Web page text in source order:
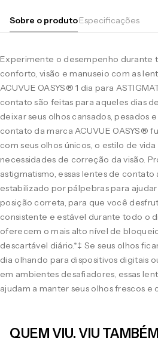
Sobre o produtoEspecificações
Experimente o desempenho durante
conforto, visão e manuseio com as
ACUVUE OASYS® 1 dia para
contato são feitas para aqueles dias
deixar seus olhos cansados, pesados
contato da marca ACUVUE OASYS®
com seus olhos únicos, o estilo de
necessidades de correção da visão.
astigmatismo, essas lentes de
estabilizado por pálpebras para
posição correta, para que você
consistente e estável durante todo o
oferecem o mais alto nível de
descartável diário.*‡ Se seus olhos
dia olhando para dispositivos digitais
em ambientes desafiadores, essas
ajudam a manter seus olhos frescos e
QUEM VIU, VIU TAMBÉM